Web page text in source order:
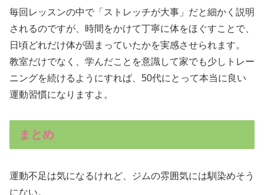
毎回レッスンの中で「ストレッチが大事」だと細かく説明
されるのですが、時間をかけて丁寧に体をほぐすことで、
日頃どれだけ体が固まっていたかを実感させられます。
教室だけでなく、学んだことを意識して家でも少しトレー
ニングを続けるようにすれば、50代にとって本当に良い
運動習慣になりますよ。
まとめ
運動不足は気になるけれど、ジムの雰囲気には馴染めそう
にない。